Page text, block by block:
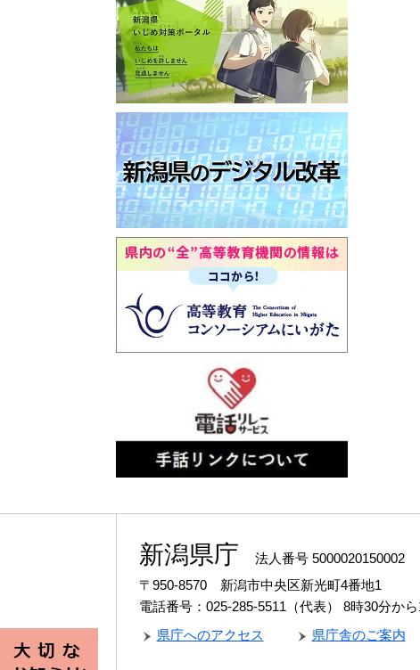
新潟県庁
法人番号 5000020150002
〒950-8570 新潟市中央区新光町4番地1
電話番号：025-285-5511（代表）
8時30分か
県庁へのアクセス 県庁舎のご案内